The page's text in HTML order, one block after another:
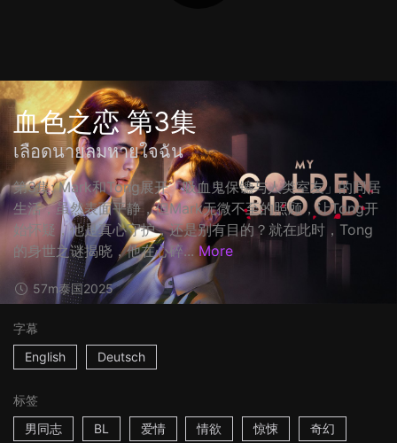
血色之恋 第3集
เลือดนายลมหายใจฉัน
第3集: Mark和Tong展开「吸血鬼保镳与人类室友」的同居
生活，虽然表面平静，但Mark无微不至的照顾，让Tong开
始怀疑，他是真心守护，还是别有目的？就在此时，Tong
的身世之谜揭晓，他在心碎... More
57m泰国2025
字幕
English
Deutsch
标签
男同志
BL 爱情 情欲 惊悚 奇幻